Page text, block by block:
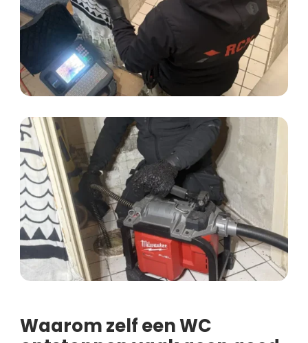
Waarom zelf een WC